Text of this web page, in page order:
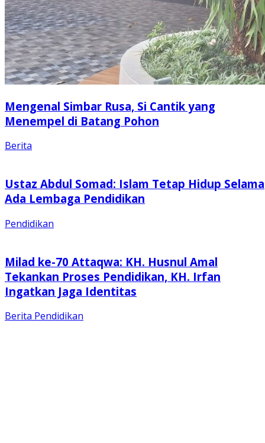
Mengenal Simbar Rusa, Si Cantik yang
Menempel di Batang Pohon
Berita
Ustaz Abdul Somad: Islam Tetap Hidup Selama
Ada Lembaga Pendidikan
Pendidikan
Milad ke-70 Attaqwa: KH. Husnul Amal
Tekankan Proses Pendidikan, KH. Irfan
Ingatkan Jaga Identitas
Berita Pendidikan